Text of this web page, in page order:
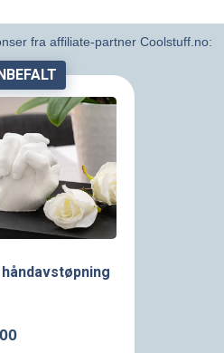
fra affiliate-partner Coolstuff.no: